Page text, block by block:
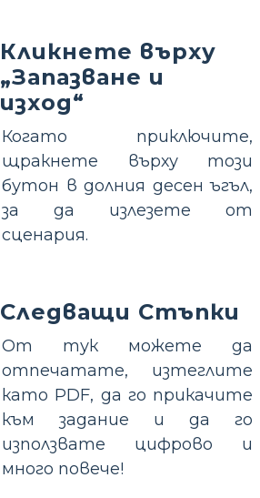
Кликнете върху
„Запазване и
изход“
Когато приключите,
щракнете върху този
бутон в долния десен ъгъл,
за да излезете от
сценария.
Следващи Стъпки
От тук можете да
отпечатате, изтеглите
като PDF, да го прикачите
към задание и да го
използвате цифрово и
много повече!